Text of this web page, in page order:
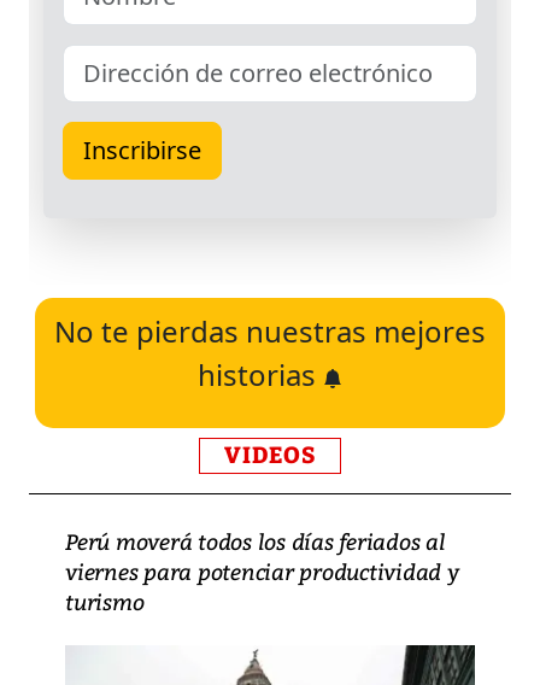
No te pierdas nuestras mejores
historias
VIDEOS
Perú moverá todos los días feriados al
viernes para potenciar productividad y
turismo